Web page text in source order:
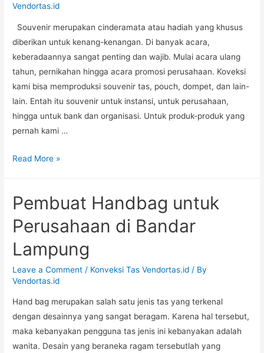
Vendortas.id
Souvenir merupakan cinderamata atau hadiah yang khusus
diberikan untuk kenang-kenangan. Di banyak acara,
keberadaannya sangat penting dan wajib. Mulai acara ulang
tahun, pernikahan hingga acara promosi perusahaan. Koveksi
kami bisa memproduksi souvenir tas, pouch, dompet, dan lain-
lain. Entah itu souvenir untuk instansi, untuk perusahaan,
hingga untuk bank dan organisasi. Untuk produk-produk yang
pernah kami …
Jahit
untuk
di
Bogor
Read More »
Pembuat Handbag untuk
Perusahaan di Bandar
Lampung
Leave a Comment / Konveksi Tas Vendortas.id / By
Vendortas.id
Hand bag merupakan salah satu jenis tas yang terkenal
dengan desainnya yang sangat beragam. Karena hal tersebut,
maka kebanyakan pengguna tas jenis ini kebanyakan adalah
wanita. Desain yang beraneka ragam tersebutlah yang